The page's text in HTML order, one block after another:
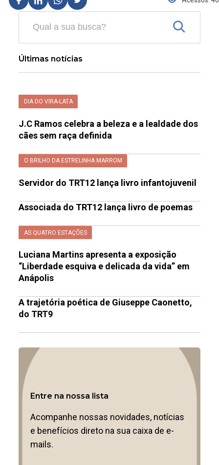
Últimas notícias
DIA DO VIRA-LATA
J.C Ramos celebra a beleza e a lealdade dos
cães sem raça definida
O BRILHO DA ESTRELINHA MARROM
Servidor do TRT12 lança livro infantojuvenil
Associada do TRT12 lança livro de poemas
AS QUATRO ESTAÇÕES
Luciana Martins apresenta a exposição
“Liberdade esquiva e delicada da vida” em
Anápolis
A trajetória poética de Giuseppe Caonetto,
do TRT9
Entre na nossa lista
Acompanhe nossas novidades, notícias
e benefícios direto na sua caixa de e-
mails.